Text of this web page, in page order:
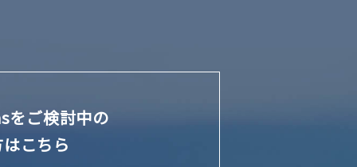
をご検討中の
こちら